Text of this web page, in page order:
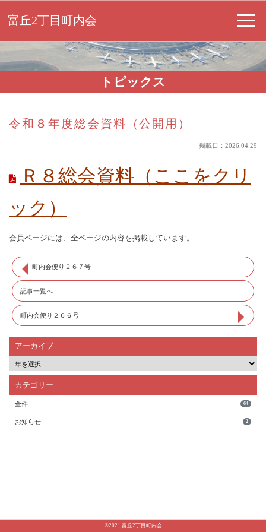
富丘2丁目町内会
トピックス
令和８年度総会資料（公開用）
掲載日：2026.04.29
Ｒ８総会資料（ここをクリ
ック）
会員ページには、全ページの内容を掲載しています。
町内会便り２６７号
記事一覧へ
町内会便り２６６号
アーカイブ
カテゴリー
全件 64
お知らせ 2
©2021 富丘2丁目町内会